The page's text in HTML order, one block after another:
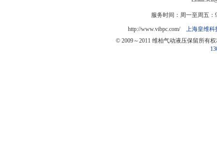
服务时间：周一至周五：
http://www.vibpc.com/ 上海皇维科
© 2009～2011 维柏气动液压保留所有